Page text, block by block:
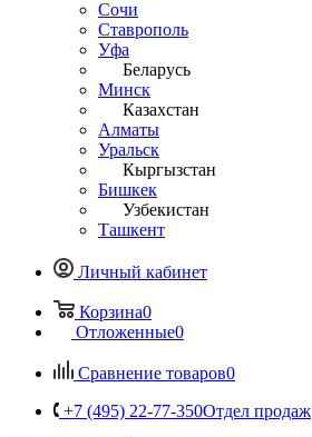
Сочи
Ставрополь
Уфа
Беларусь
Минск
Казахстан
Алматы
Уральск
Кыргызстан
Бишкек
Узбекистан
Ташкент
Личный кабинет
Корзина0
Отложенные0
Сравнение товаров0
+7 (495) 22-77-350Отдел продаж